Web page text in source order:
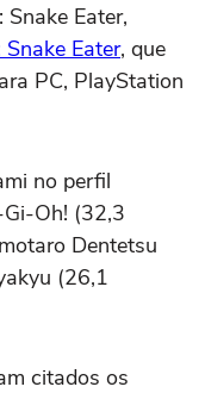
Eater,
Eater, que
PC, PlayStation
no perfil
Oh! (32,3
Dentetsu
(26,1
citados os